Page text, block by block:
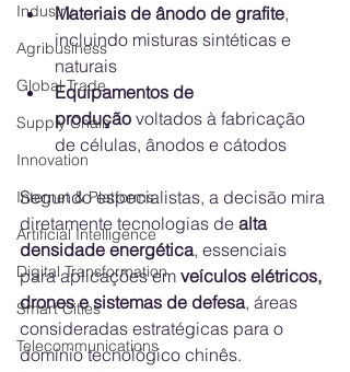
Industry
Agribusiness
Global Trade
Supply Chain
Innovation
Internet & Platforms
Artificial Intelligence
Digital Transformation
Smart Cities
Telecommunications
Materiais de ânodo de grafite,
incluindo misturas sintéticas e
naturais
Equipamentos de
produção voltados à fabricação
de células, ânodos e cátodos
Segundo especialistas, a decisão mira
diretamente tecnologias de alta
densidade energética, essenciais
para aplicações em veículos elétricos,
drones e sistemas de defesa, áreas
consideradas estratégicas para o
domínio tecnológico chinês.